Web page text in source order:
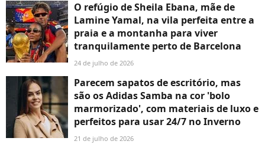
O refúgio de Sheila Ebana, mãe de
Lamine Yamal, na vila perfeita entre a
praia e a montanha para viver
tranquilamente perto de Barcelona
24 de julho de 2026
Parecem sapatos de escritório, mas
são os Adidas Samba na cor 'bolo
marmorizado', com materiais de luxo e
perfeitos para usar 24/7 no Inverno
21 de julho de 2026